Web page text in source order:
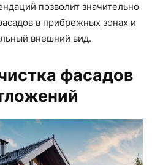
позволит значительно
в прибрежных зонах и
внешний вид.
фасадов